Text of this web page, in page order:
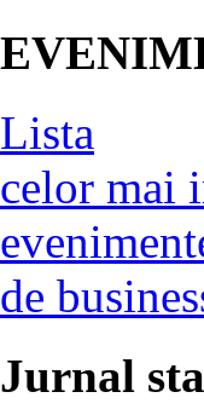
Lista
celor mai
de
Jurnal